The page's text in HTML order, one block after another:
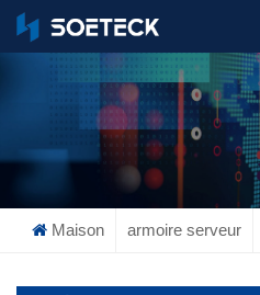
What Are You
Maison armoire serveur